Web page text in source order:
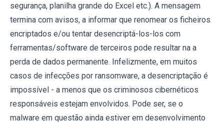
segurança, planilha grande do Excel etc.). A mensagem
termina com avisos, a informar que renomear os ficheiros
encriptados e/ou tentar desencriptá-los-los com
ferramentas/software de terceiros pode resultar na a
perda de dados permanente. Infelizmente, em muitos
casos de infecções por ransomware, a desencriptação é
impossível - a menos que os criminosos cibernéticos
responsáveis estejam envolvidos. Pode ser, se o
malware em questão ainda estiver em desenvolvimento